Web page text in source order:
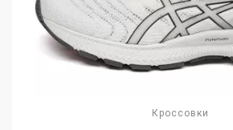
Кроссовки